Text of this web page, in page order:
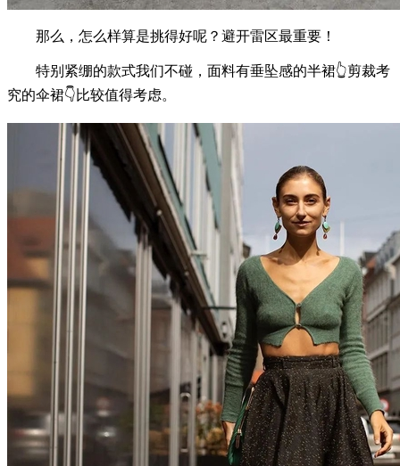
那么，怎么样算是挑得好呢？避开雷区最重要！
特别紧绷的款式我们不碰，面料有垂坠感的半裙👆剪裁考
究的伞裙👇比较值得考虑。